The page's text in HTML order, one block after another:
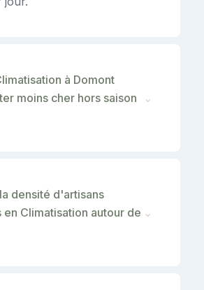
à Domont
moins cher hors saison
⌄
densité d'artisans
en Climatisation autour de ⌄